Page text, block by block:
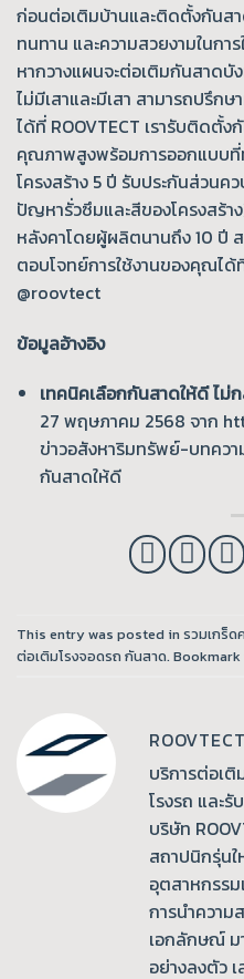
ก่อนต่อเติมบ้านและติดตั้งกันส
ทนทาน และความสวยงามในกา
หากวางแผนจะต่อเติมกันสาด
ไม่มีเสาและมีเสา สามารถปรึก
ได้ที่ ROOVTECT เรารับติดตั้ง
คุณภาพสูงพร้อมการออกแบบ
โครงสร้าง 5 ปี รับประกันส่วน
ปัญหารั่วซึมและสีของโครงสร้า
หลังคาโดยผู้ผลิตนานถึง 10 ปี
ตอบโจทย์การใช้งานของคุณได้
@roovtect
ข้อมูลอ้างอิง
เทคนิคเลือกกันสาดให้ดี ไม่
27 พฤษภาคม 2568 จาก
ข่าวอสังหาริมทรัพย์-บทคว
กันสาดให้ดี
This entry was posted in รวมเกร็ด
ต่อเติมโรงจอดรถ กันสาด. Bookmark
ROOVTECT
บริการต่อเ
โรงรถ และ
บริษัท
สถาปนิกรุ่น
อุตสาหกรร
การนำควา
เอกลักษณ์ ม
อย่างลงตัว